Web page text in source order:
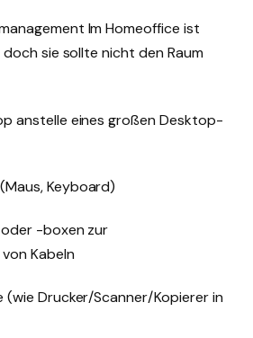
Im Homeoffice ist
doch sie sollte nicht den Raum
anstelle eines großen Desktop-
Keyboard)
-boxen zur
Kabeln
Drucker/Scanner/Kopierer in